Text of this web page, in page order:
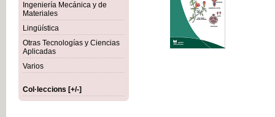
Ingeniería Mecánica y de
Materiales
Lingüística
Otras Tecnologías y Ciencias
Aplicadas
Varios
Col·leccions [+/-]